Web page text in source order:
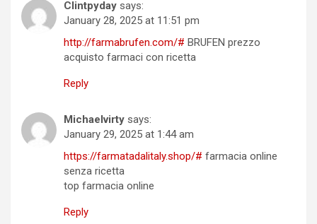
Clintpyday says:
January 28, 2025 at 11:51 pm
http://farmabrufen.com/# BRUFEN prezzo
acquisto farmaci con ricetta
Reply
Michaelvirty says:
January 29, 2025 at 1:44 am
https://farmatadalitaly.shop/# farmacia online
senza ricetta
top farmacia online
Reply